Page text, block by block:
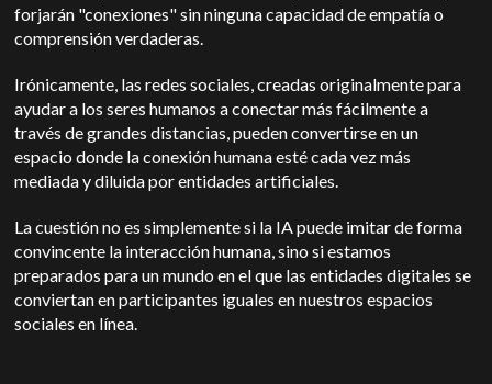
forjarán "conexiones" sin ninguna capacidad de empatía o
comprensión verdaderas.
Irónicamente, las redes sociales, creadas originalmente para
ayudar a los seres humanos a conectar más fácilmente a
través de grandes distancias, pueden convertirse en un
espacio donde la conexión humana esté cada vez más
mediada y diluida por entidades artificiales.
La cuestión no es simplemente si la IA puede imitar de forma
convincente la interacción humana, sino si estamos
preparados para un mundo en el que las entidades digitales se
conviertan en participantes iguales en nuestros espacios
sociales en línea.